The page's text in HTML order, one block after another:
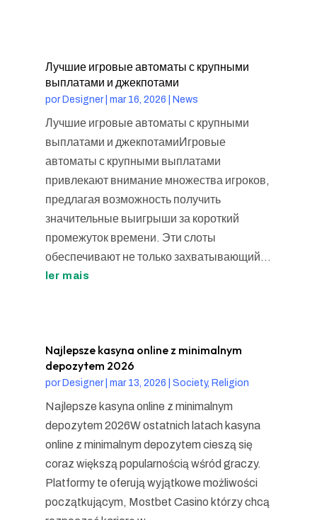
Лучшие игровые автоматы с крупными
выплатами и джекпотами
por Designer| mar 16, 2026 News
Лучшие игровые автоматы с крупными
выплатами и джекпотамиИгровые
автоматы с крупными выплатами
привлекают внимание множества игроков,
предлагая возможность получить
значительные выигрыши за короткий
промежуток времени. Эти слоты
обеспечивают не только захватывающий...
ler mais
Najlepsze kasyna online z minimalnym
depozytem 2026
porDesigner| mar 13, 2026 Society, Religion
Najlepsze kasyna online z minimalnym
depozytem 2026W ostatnich latach kasyna
online z minimalnym depozytem cieszą się
coraz większą popularnością wśród graczy.
Platformy te oferują wyjątkowe możliwości
początkującym, Mostbet Casino którzy chcą